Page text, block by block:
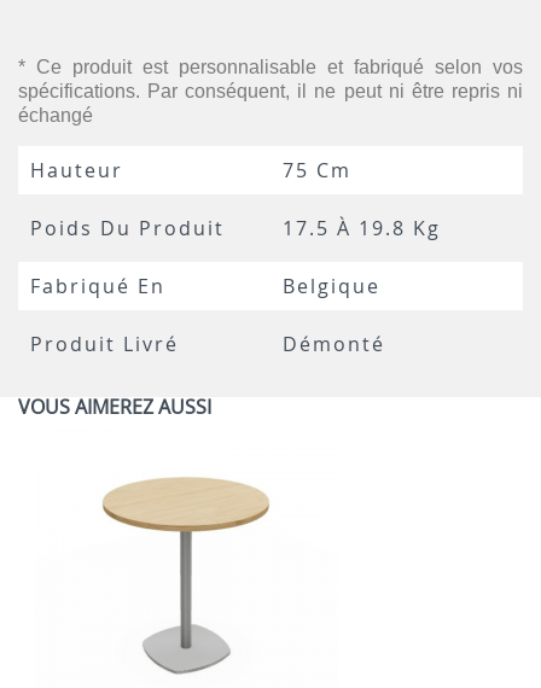
* Ce produit est personnalisable et fabriqué selon vos
spécifications. Par conséquent, il ne peut ni être repris ni
échangé
Hauteur 75 Cm
Poids Du Produit 17.5 À 19.8 Kg
Fabriqué En Belgique
Produit Livré Démonté
VOUS AIMEREZ AUSSI